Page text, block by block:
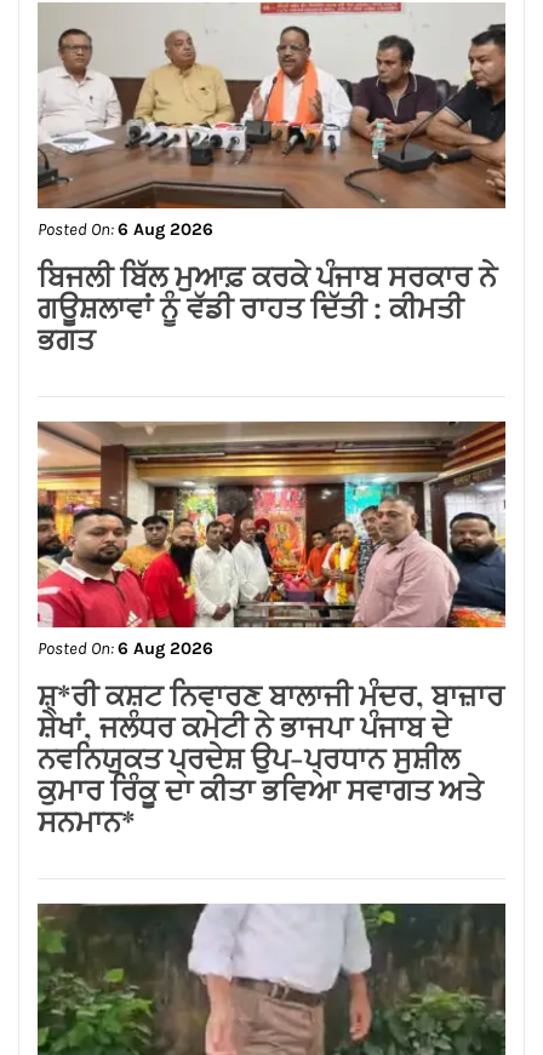
Posted On: 6 Aug 2026
लम्बा पिंड चौक से जंडू सिंघा रोड के बदहाल
हालातों को लेकर भाजपा का रोष प्रदर्शन
Posted On:6 Aug 2026
ਸਪੀਕਰ ਇਹ ਯਕੀਨੀ ਬਣਾਉਣ ਕਿ ਇਕਪੱਖੀ
ਰਾਜਨੀਤੀ ਤੱਥਾਂ ਅਤੇ ਨਿਰਪੱਖਤਾ ‘ਤੇ ਹਾਵੀ ਨਾ
ਹੋਵੇ: ਅਸ਼ਵਨੀ ਸ਼ਰਮਾ*
Posted On:6 Aug 2026
ਬਿਜਲੀ ਬਿੱਲ ਮੁਆਫ਼ ਕਰਕੇ ਪੰਜਾਬ ਸਰਕਾਰ ਨੇ